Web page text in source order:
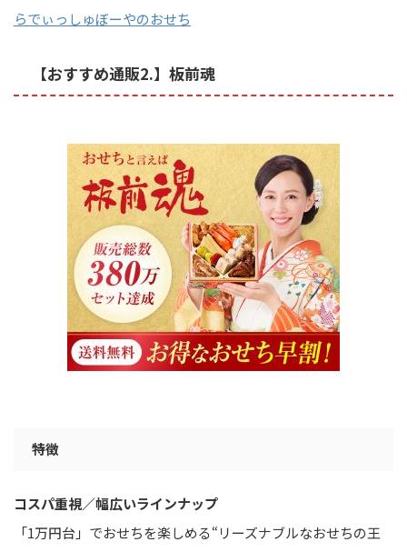
らでぃっしゅぼーやのおせち
【おすすめ通販2.】板前魂
特徴
コスパ重視／幅広いラインナップ
「1万円台」でおせちを楽しめる“リーズナブルなおせちの王